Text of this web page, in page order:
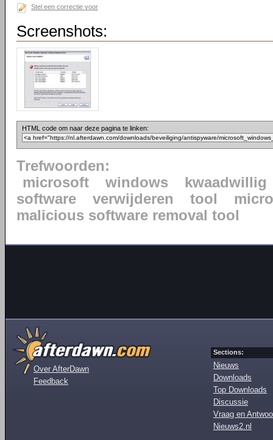
Stel een correctie voor
Screenshots:
HTML code om naar deze pagina te linken:
Trefwoorden:
microsoft
windows
kwaadwillig
software
verwijderen tool
malicious software removal tool
Over AfterDawn
Feedback
Sections:
Nieuws
Downloads
Top Downloads
Discussie
Vraag en
Nieuws2.nl